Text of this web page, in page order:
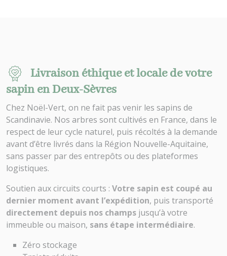
Livraison éthique et locale de votre
sapin en Deux-Sèvres
Chez Noël-Vert, on ne fait pas venir les sapins de
Scandinavie. Nos arbres sont cultivés en France, dans le
respect de leur cycle naturel, puis récoltés à la demande
avant d’être livrés dans la Région Nouvelle-Aquitaine,
sans passer par des entrepôts ou des plateformes
logistiques.
Soutien aux circuits courts : Votre sapin est coupé au
dernier moment avant l’expédition, puis transporté
directement depuis nos champs jusqu’à votre
immeuble ou maison, sans étape intermédiaire.
Zéro stockage